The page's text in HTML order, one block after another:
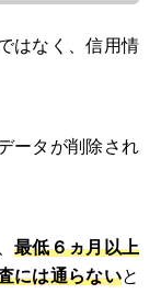
はなく、信用情
ータが削除され
最低６ヵ月以上
には通らないと